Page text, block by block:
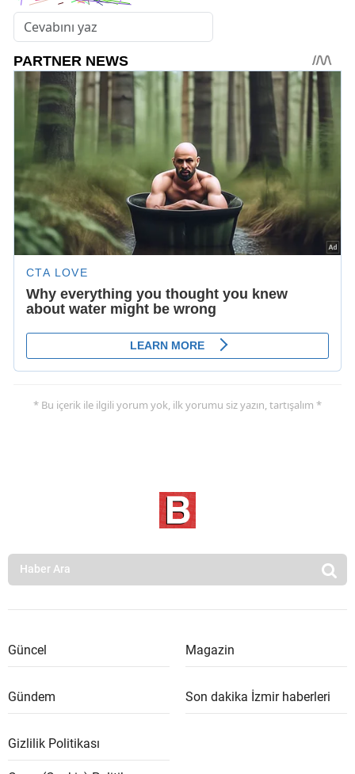
* Bu içerik ile ilgili yorum yok, ilk yorumu siz yazın, tartışalım *
Güncel Magazin
Gündem Son dakika İzmir haberleri
Gizlilik Politikası